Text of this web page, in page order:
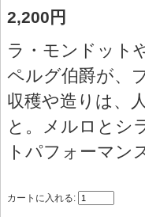
2,200円
ラ・モンドット
ペルグ伯爵が、
収穫や造りは、
と。メルロとシ
トパフォーマン
カートに入れる: